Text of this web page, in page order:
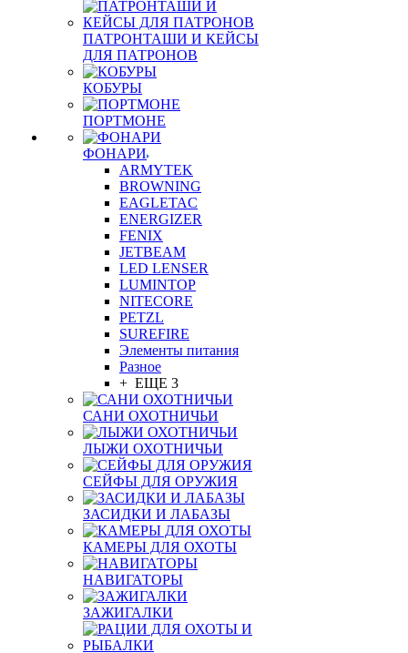
ПАТРОНТАШИ И КЕЙСЫ
ДЛЯ ПАТРОНОВ
КОБУРЫ
ПОРТМОНЕ
ФОНАРИ
ARMYTEK
BROWNING
EAGLETAC
ENERGIZER
FENIX
JETBEAM
LED LENSER
LUMINTOP
NITECORE
PETZL
SUREFIRE
Элементы питания
Разное
+ ЕЩЕ 3
САНИ ОХОТНИЧЬИ
ЛЫЖИ ОХОТНИЧЬИ
СЕЙФЫ ДЛЯ ОРУЖИЯ
ЗАСИДКИ И ЛАБАЗЫ
КАМЕРЫ ДЛЯ ОХОТЫ
НАВИГАТОРЫ
ЗАЖИГАЛКИ